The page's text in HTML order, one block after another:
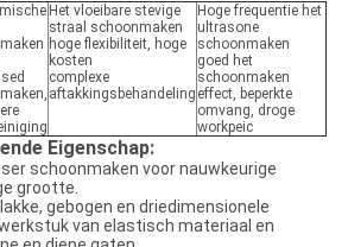
Het vloeibare stevige
straal schoonmaken
hoge flexibiliteit, hoge
kosten
complexe
aftakkingsbehandeling
Hoge frequentie het
ultrasone
schoonmaken
goed het
schoonmaken
effect, beperkte
omvang, droge
workpeic
Eigenschap:
schoonmaken voor nauwkeurige
grootte.
gebogen en driedimensionele
van elastisch materiaal en